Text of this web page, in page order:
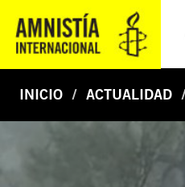
INICIO ACTUALIDAD